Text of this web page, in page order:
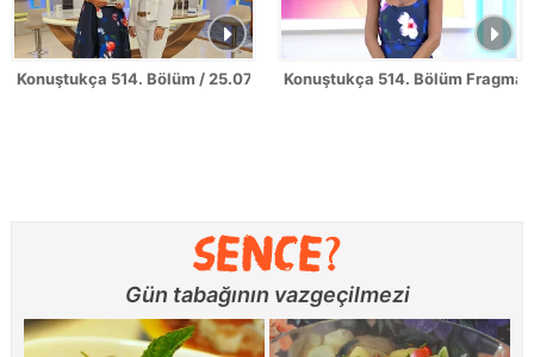
Konuştukça 514. Bölüm / 25.07.2026Konuştukça 514. Bölüm
Gün tabağının vazgeçilmezi